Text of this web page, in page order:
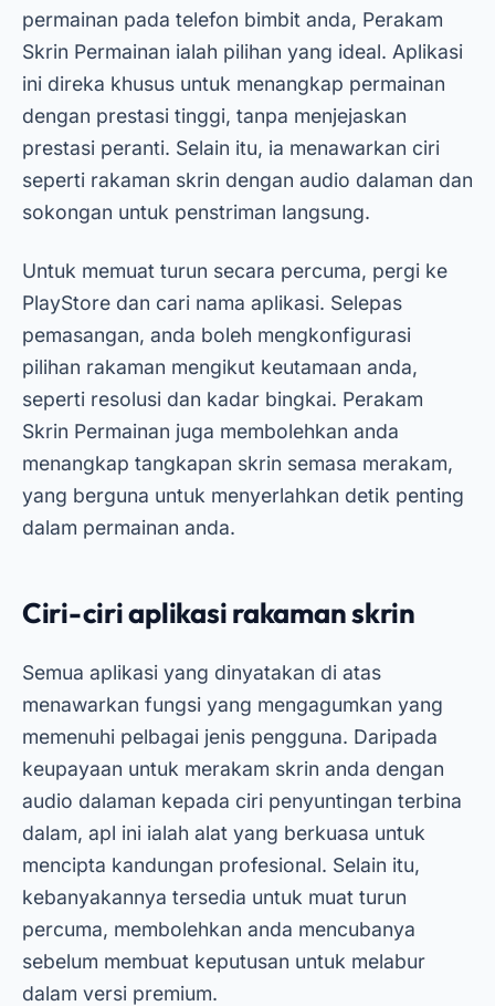
permainan pada telefon bimbit anda, Perakam
Skrin Permainan ialah pilihan yang ideal. Aplikasi
ini direka khusus untuk menangkap permainan
dengan prestasi tinggi, tanpa menjejaskan
prestasi peranti. Selain itu, ia menawarkan ciri
seperti rakaman skrin dengan audio dalaman dan
sokongan untuk penstriman langsung.
Untuk memuat turun secara percuma, pergi ke
PlayStore dan cari nama aplikasi. Selepas
pemasangan, anda boleh mengkonfigurasi
pilihan rakaman mengikut keutamaan anda,
seperti resolusi dan kadar bingkai. Perakam
Skrin Permainan juga membolehkan anda
menangkap tangkapan skrin semasa merakam,
yang berguna untuk menyerlahkan detik penting
dalam permainan anda.
Ciri-ciri aplikasi rakaman skrin
Semua aplikasi yang dinyatakan di atas
menawarkan fungsi yang mengagumkan yang
memenuhi pelbagai jenis pengguna. Daripada
keupayaan untuk merakam skrin anda dengan
audio dalaman kepada ciri penyuntingan terbina
dalam, apl ini ialah alat yang berkuasa untuk
mencipta kandungan profesional. Selain itu,
kebanyakannya tersedia untuk muat turun
percuma, membolehkan anda mencubanya
sebelum membuat keputusan untuk melabur
dalam versi premium.